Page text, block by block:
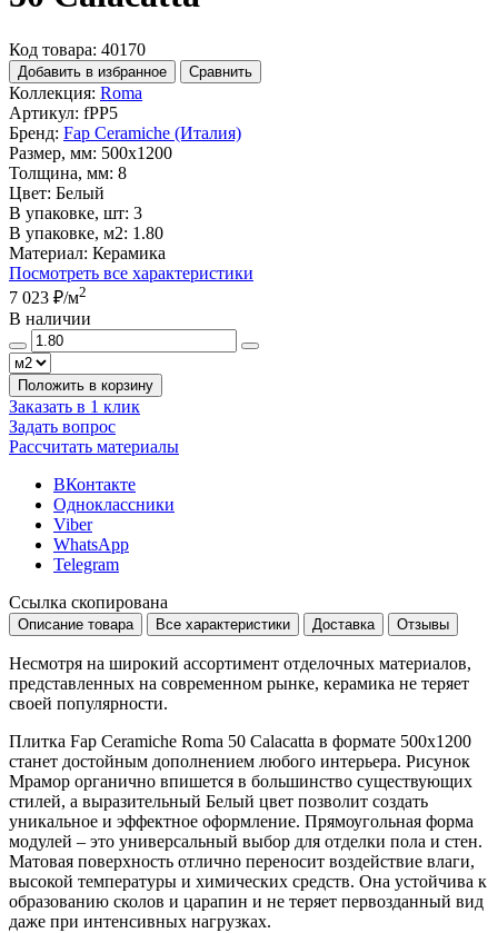
Код товара: 40170
Добавить в избранное Сравнить
Коллекция: Roma
Артикул: fPP5
Бренд: Fap Ceramiche (Италия)
Размер, мм: 500x1200
Толщина, мм: 8
Цвет: Белый
В упаковке, шт: 3
В упаковке, м2: 1.80
Материал: Керамика
Посмотреть все характеристики
7 023 ₽/м2
В наличии
Положить в корзину
Заказать в 1 клик
Задать вопрос
Рассчитать материалы
ВКонтакте
Одноклассники
Viber
WhatsApp
Telegram
Ссылка скопирована
Описание товара Все характеристики Доставка Отзывы
Несмотря на широкий ассортимент отделочных материалов,
представленных на современном рынке, керамика не теряет
своей популярности.
Плитка Fap Ceramiche Roma 50 Calacatta в формате 500x1200
станет достойным дополнением любого интерьера. Рисунок
Мрамор органично впишется в большинство существующих
стилей, а выразительный Белый цвет позволит создать
уникальное и эффектное оформление. Прямоугольная форма
модулей – это универсальный выбор для отделки пола и стен.
Матовая поверхность отлично переносит воздействие влаги,
высокой температуры и химических средств. Она устойчива к
образованию сколов и царапин и не теряет первозданный вид
даже при интенсивных нагрузках.